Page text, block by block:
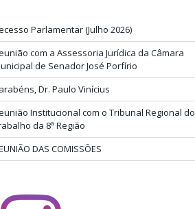
Parlamentar (Julho 2026)
com a Assessoria Jurídica da Câmara
de Senador José Porfírio
Dr. Paulo Vinícius
Institucional com o Tribunal Regional do
da 8ª Região
DAS COMISSÕES